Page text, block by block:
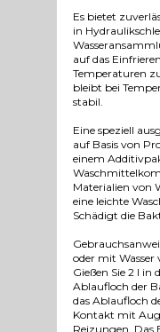
Es bietet
in
auf das
Temperaturen
bleibt bei
stabil.
Eine speziell
auf Basis von
einem
Materialien von
eine leichte
Schädigt die
oder mit
Gießen Sie 2 l in
Ablaufloch der
das Ablaufloch
Kontakt mit
Reizungen. Das